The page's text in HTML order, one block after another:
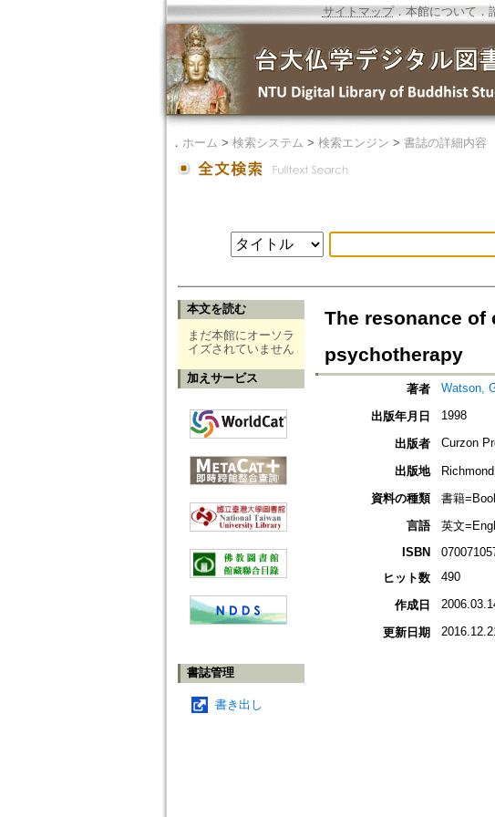
サイトマップ．本館について ．
． ホーム > 検索システム > 検索エンジン > 書誌の詳細内容
本文を読む
まだ本館にオーソラ
イズされていません
加えサービス
書誌管理
書き出し
The resonance
psychotherapy
著者 Watson,
出版年月日 1998
出版者 Curzon
出版地
資料の種類
書籍
言語
英文
ISBN
ヒット数
490
作成日
更新日期